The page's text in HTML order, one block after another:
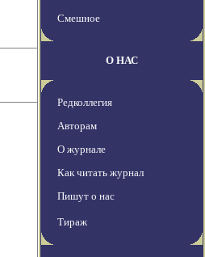
Смешное
О НАС
Редколлегия
Авторам
О журнале
Как читать журнал
Пишут о нас
Тираж